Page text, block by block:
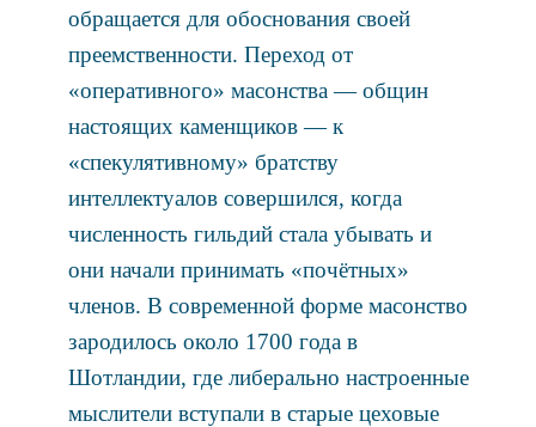
обращается для обоснования своей
преемственности. Переход от
«оперативного» масонства — общин
настоящих каменщиков — к
«спекулятивному» братству
интеллектуалов совершился, когда
численность гильдий стала убывать и
они начали принимать «почётных»
членов. В современной форме масонство
зародилось около 1700 года в
Шотландии, где либерально настроенные
мыслители вступали в старые цеховые